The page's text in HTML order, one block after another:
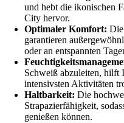
und hebt die ikonischen
City hervor.
Optimaler Komfort:
garantieren
oder an entspannten
Schweiß abzuleiten, hilft
intensivsten Aktivitäten
Haltbarkeit: Die
Strapazierfähigkeit,
genießen können.